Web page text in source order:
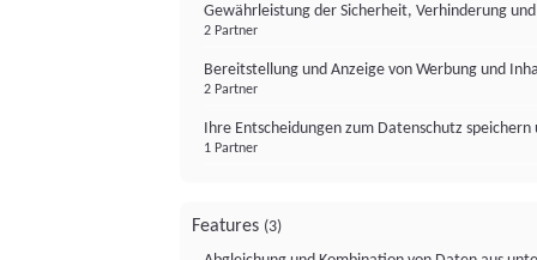
Gewährleistung der Sicherheit, Verhinderung
2 Partner
Bereitstellung und Anzeige von Werbung und
2 Partner
Ihre Entscheidungen zum Datenschutz
1 Partner
Features (3)